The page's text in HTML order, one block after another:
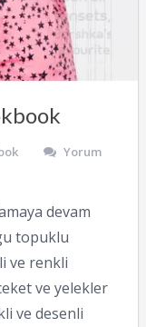
Yorum
devam
topuklu
ve renkli
ve yelekler
ve desenli